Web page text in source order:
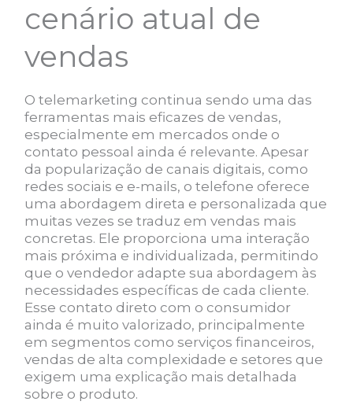
cenário atual de
vendas
O telemarketing continua sendo uma das
ferramentas mais eficazes de vendas,
especialmente em mercados onde o
contato pessoal ainda é relevante. Apesar
da popularização de canais digitais, como
redes sociais e e-mails, o telefone oferece
uma abordagem direta e personalizada que
muitas vezes se traduz em vendas mais
concretas. Ele proporciona uma interação
mais próxima e individualizada, permitindo
que o vendedor adapte sua abordagem às
necessidades específicas de cada cliente.
Esse contato direto com o consumidor
ainda é muito valorizado, principalmente
em segmentos como serviços financeiros,
vendas de alta complexidade e setores que
exigem uma explicação mais detalhada
sobre o produto.